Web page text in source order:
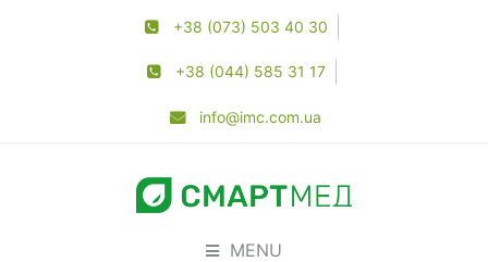
+38 (073) 503 40 30
+38 (044) 585 31 17
info@imc.com.ua
MENU